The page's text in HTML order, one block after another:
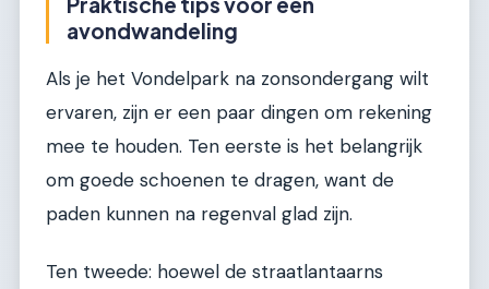
avondwandeling
Als je het Vondelpark na zonsondergang wilt
ervaren, zijn er een paar dingen om rekening
mee te houden. Ten eerste is het belangrijk
om goede schoenen te dragen, want de
paden kunnen na regenval glad zijn.
Ten tweede: hoewel de straatlantaarns